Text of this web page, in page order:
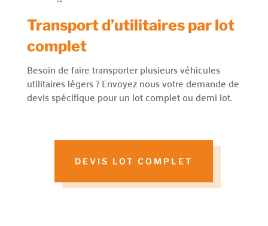
Transport d’utilitaires par lot
complet
Besoin de faire transporter plusieurs véhicules
utilitaires légers ? Envoyez nous votre demande de
devis spécifique pour un lot complet ou demi lot.
DEVIS LOT COMPLET